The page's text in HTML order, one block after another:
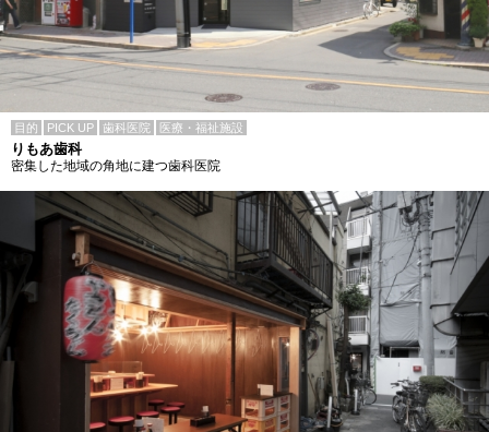
目的 PICK UP 歯科医院 医療・福祉施設
りもあ歯科
密集した地域の角地に建つ歯科医院